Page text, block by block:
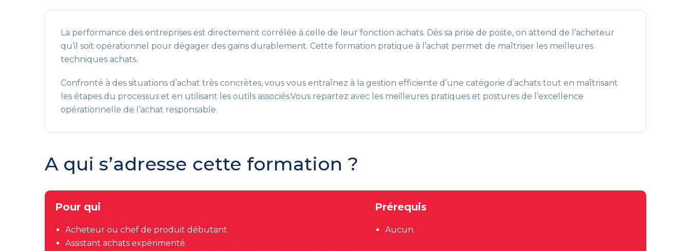
La performance des entreprises est directement corrélée à celle de leur fonction achats. Dès sa prise de poste, on attend de l’acheteur
qu’il soit opérationnel pour dégager des gains durablement. Cette formation pratique à l’achat permet de maîtriser les meilleures
techniques achats.
Confronté à des situations d’achat très concrètes, vous vous entraînez à la gestion efficiente d’une catégorie d’achats tout en maîtrisant
les étapes du processus et en utilisant les outils associés.Vous repartez avec les meilleures pratiques et postures de l’excellence
opérationnelle de l’achat responsable.
A qui s’adresse cette formation ?
Pour qui
Acheteur ou chef de produit débutant.
Assistant achats expérimenté.
Prérequis
Aucun.